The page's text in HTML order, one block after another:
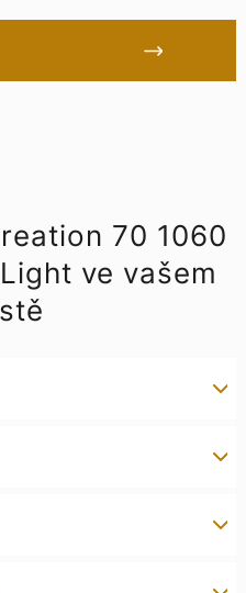
70 1060
ve vašem